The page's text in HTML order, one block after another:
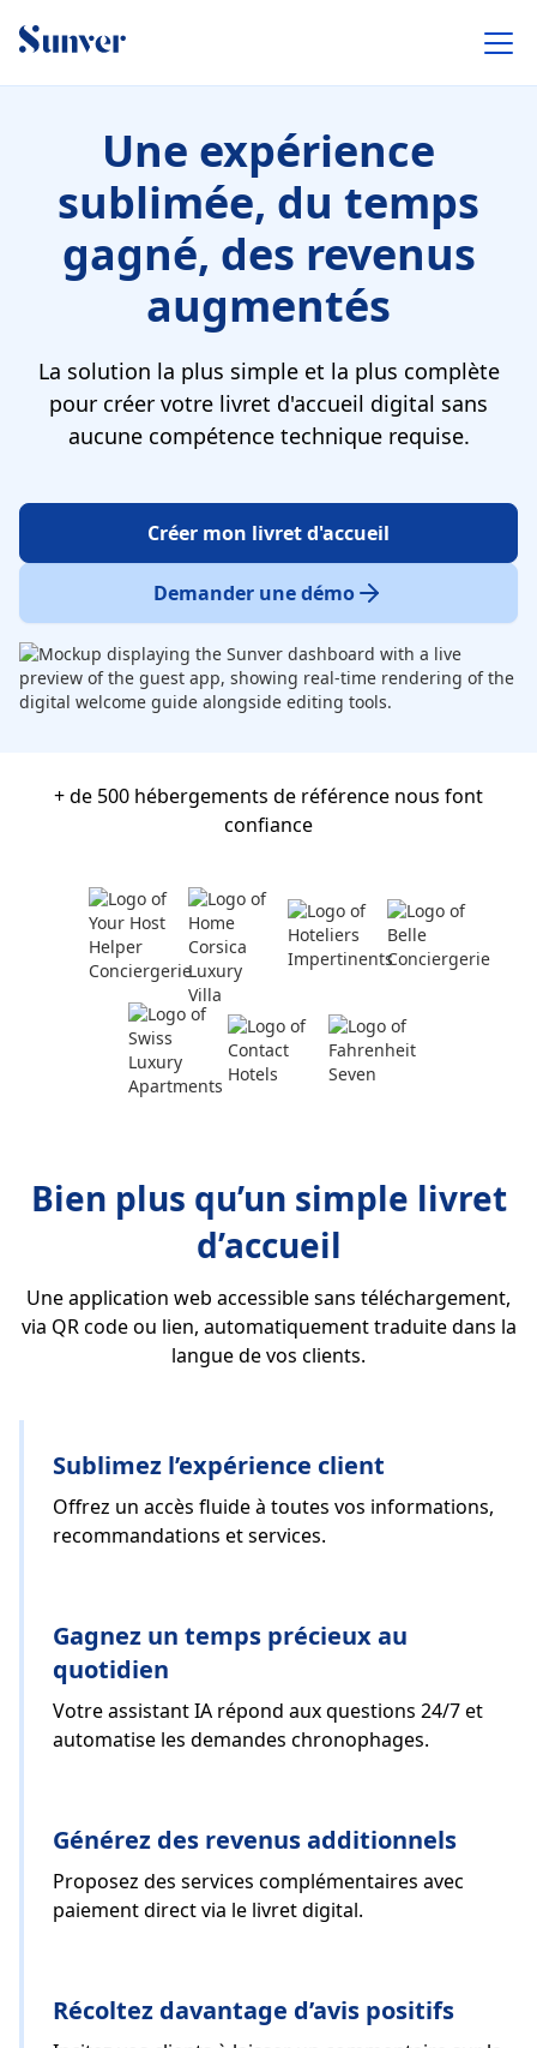
Une expérience
sublimée, du temps
gagné, des revenus
augmentés
La solution la plus simple et la plus complète
pour créer votre livret d'accueil digital sans
aucune compétence technique requise.
Demander une démo
Créer mon livret d'accueil
+ de 500 hébergements de référence nous font
confiance
Bien plus qu’un simple livret
d’accueil
Une application web accessible sans téléchargement,
via QR code ou lien, automatiquement traduite dans la
langue de vos clients.
Sublimez l’expérience client
Offrez un accès fluide à toutes vos informations,
recommandations et services.
Gagnez un temps précieux au
quotidien
Votre assistant IA répond aux questions 24/7 et
automatise les demandes chronophages.
Générez des revenus additionnels
Proposez des services complémentaires avec
paiement direct via le livret digital.
Récoltez davantage d’avis positifs